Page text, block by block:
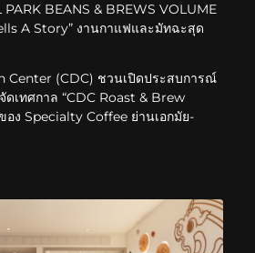
PARK BEANS & BREWS VOLUME
A Story” งานกาแฟและมัทฉะสุด
Center (CDC) ชวนเปิดประสบการณ์
ดเทศกาล “CDC Roast & Brew
อง Specialty Coffee ย่านเอกมัย-